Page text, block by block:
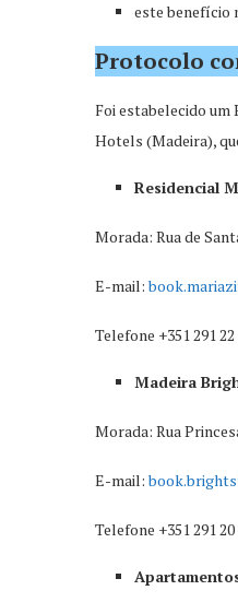
este benefício
Protocolo
Foi estabelecido
Hotels (Madeira),
Residencial
Morada: Rua de
E-mail:
Telefone +351 291 22
Madeira
Morada: Rua
E-mail:
Telefone +351 291 20